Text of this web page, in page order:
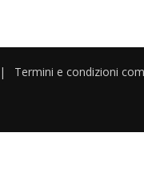
| Termini e condizioni